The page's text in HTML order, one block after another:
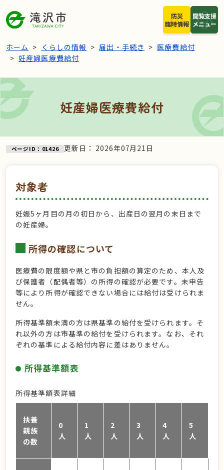
閲覧支援
メニュー
防災
臨時情報
ホーム くらしの情報 届出・手続き
医療費給付
妊産婦医療費給付
妊産婦医療費給付
ページID：01426 更新日： 2026年07月21日
対象者
妊娠5ヶ月目の月の初日から、出産日の翌月の末日まで
の妊産婦。
所得の確認について
医療費の限度額や県と市の負担額の算定のため、本人及
び保護者（配偶者等）の所得の確認が必要です。未申告
等により所得が確認できない場合には給付は受けられま
せん。
所得基準額未満の方は県基準の給付を受けられます。そ
れ以外の方は市基準の給付を受けられます。なお、それ
ぞれの基準による給付内容に差はありません。
所得基準額表
所得基準額表詳細
扶養
親族
の数
0
人
1
人
2
人
3
人
4
人
5
人